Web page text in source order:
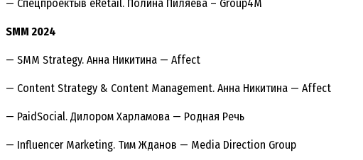
— Спецпроектыв eRetail. Полина Пиляева – Group4M
SMM 2024
— SMM Strategy. Анна Никитина — Affect
— Content Strategy & Content Management. Анна Никитина — Affect
— PaidSocial. Дилором Харламова — Родная Речь
— Influencer Marketing. Тим Жданов — Media Direction Group